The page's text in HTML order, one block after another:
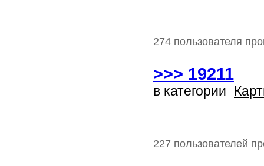
274 пользователя
>>> 19211
в категории
227 пользователей